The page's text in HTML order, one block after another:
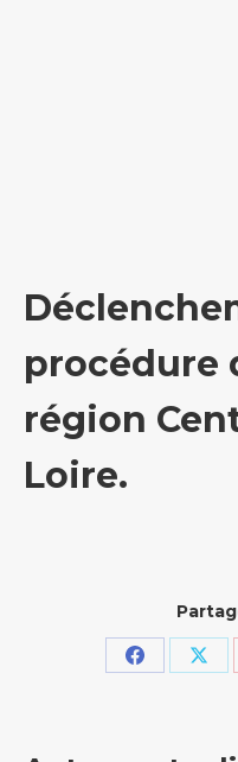
procédure
région
Loire.
Partager